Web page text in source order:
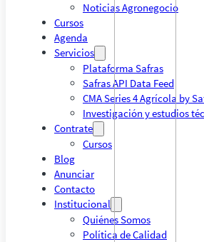
Noticias Agronegocio
Cursos
Agenda
Servicios
Plataforma Safras
Safras API Data Feed
CMA Series 4 Agrícola by
Investigación y estudios
Contrate
Cursos
Blog
Anunciar
Contacto
Institucional
Quiénes Somos
Política de Calidad